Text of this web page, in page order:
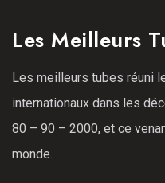
Les Meilleurs
Les meilleurs tubes réuni
internationaux dans les
80 – 90 – 2000, et ce
monde.